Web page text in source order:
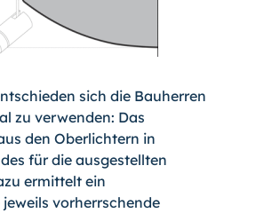
sich die Bauherren
zu verwen­den: Das
den Ober­lichtern in
für die ausgestellten
er­mittelt ein
vor­herrschende